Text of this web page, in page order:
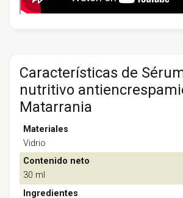
Características de
nutritivo
Matarrania
Materiales
Vidrio
Contenido neto
30 ml
Ingredientes